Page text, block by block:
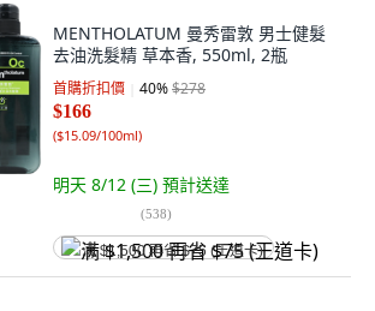
MENTHOLATUM 曼秀雷敦 男士健髮
去油洗髮精 草本香, 550ml, 2瓶
首購折扣價 40%$278
$166
($15.09/100ml)
明天 8/12 (三) 預計送達
(538)
满 $1,500 再省 $75 (王道卡)